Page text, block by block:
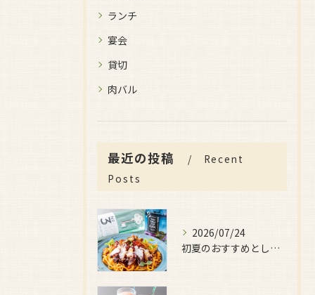
ランチ
宴会
貸切
肉バル
最近の投稿
Recent
Posts
2026/07/24
初夏のおすすめとしてご用意しているのが、